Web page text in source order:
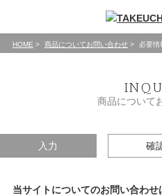
HOME 商品についてお問い合わせ 必要情
商品について
入力 確
当サイトについてのお問い合わ